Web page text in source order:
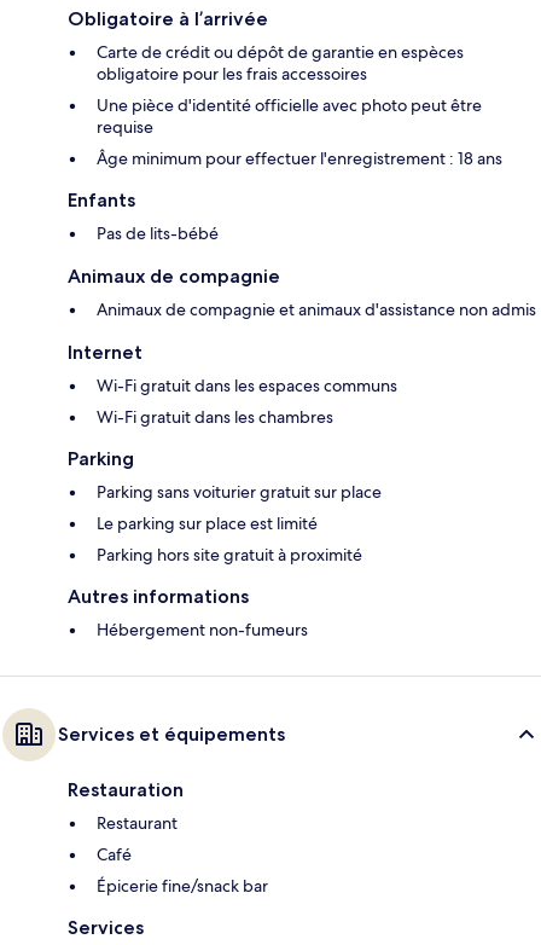
Obligatoire à l’arrivée
Carte de crédit ou dépôt de garantie en espèces
obligatoire pour les frais accessoires
Une pièce d'identité officielle avec photo peut être
requise
Âge minimum pour effectuer l'enregistrement : 18 ans
Enfants
Pas de lits-bébé
Animaux de compagnie
Animaux de compagnie et animaux d'assistance non admis
Internet
Wi-Fi gratuit dans les espaces communs
Wi-Fi gratuit dans les chambres
Parking
Parking sans voiturier gratuit sur place
Le parking sur place est limité
Parking hors site gratuit à proximité
Autres informations
Hébergement non-fumeurs
Services et équipements
Restauration
Restaurant
Café
Épicerie fine/snack bar
Services